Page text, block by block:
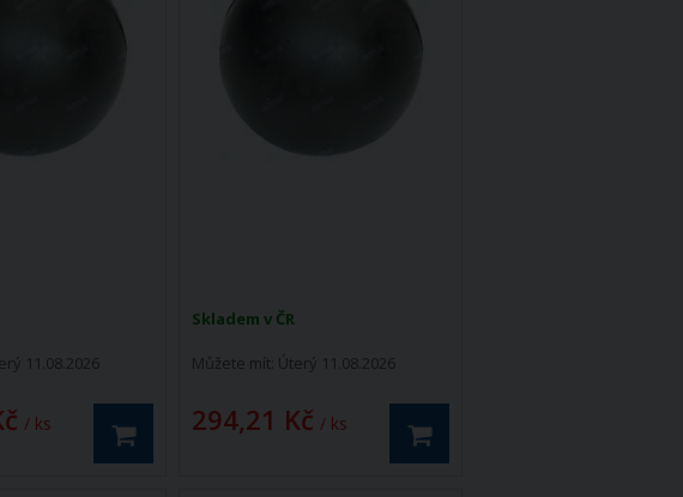
11.08.2026
/ ks
Skladem v ČR
Můžete mít: Úterý 11.08.2026
294,21 Kč / ks